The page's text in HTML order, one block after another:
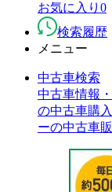
お気に入り 0
検索履歴
メニュー
中古車検索
中古車情報
の中古車購
ーの中古車